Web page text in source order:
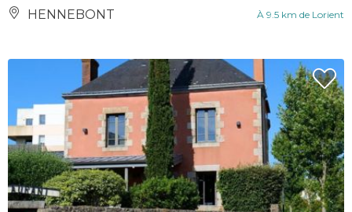
HENNEBONT À 9.5 km de Lorient